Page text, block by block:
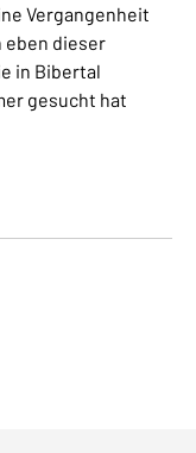
Vergangenheit
eben dieser
in Bibertal
gesucht hat